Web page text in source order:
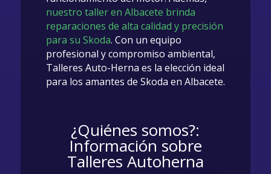
nuestro taller en Albacete brinda
reparaciones de alta calidad y precisión
para su Skoda. Con un equipo
profesional y compromiso ambiental,
Talleres Auto-Herna es la elección ideal
para los amantes de Skoda en Albacete.
¿Quiénes somos?:
Información sobre
Talleres Autoherna